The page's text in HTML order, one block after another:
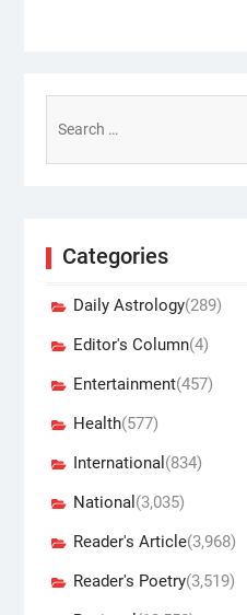
for:
Categories
Daily Astrology(289)
Editor's Column(4)
Entertainment(457)
Health(577)
International (834)
National (3,035)
Reader's Article(3,968)
Reader's Poetry(3,519)